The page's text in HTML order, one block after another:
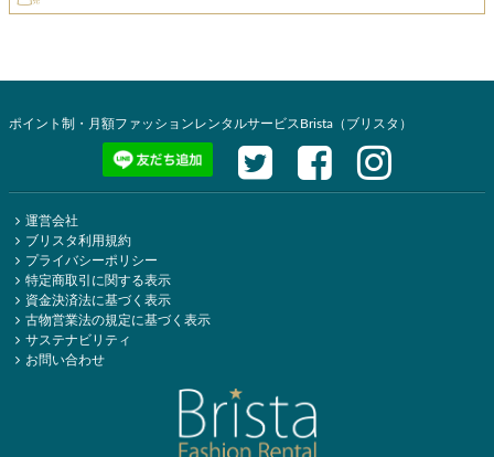
ポイント制・月額ファッションレンタルサービスBrista（ブリスタ）
運営会社
ブリスタ利用規約
プライバシーポリシー
特定商取引に関する表示
資金決済法に基づく表示
古物営業法の規定に基づく表示
サステナビリティ
お問い合わせ